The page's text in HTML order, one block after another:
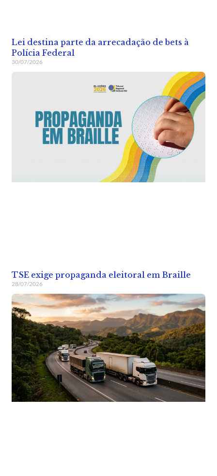
Lei destina parte da arrecadação de bets à
Polícia Federal
30/07/2026
TSE exige propaganda eleitoral em Braille
28/07/2026